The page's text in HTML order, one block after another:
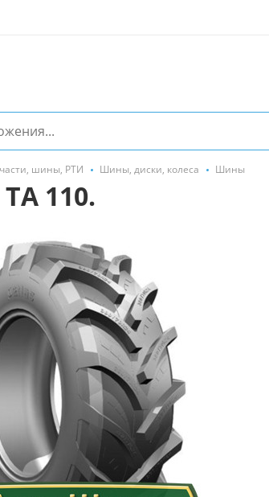
шины, РТИ Шины, диски, колеса Шины
110.